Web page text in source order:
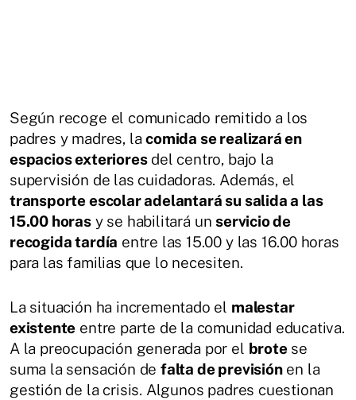
Según recoge el comunicado remitido a los
padres y madres, lacomida se realizará en
espacios exterioresdel centro, bajo la
supervisión de las cuidadoras. Además, el
transporte escolar adelantará su salida a las
15.00 horasy se habilitará unservicio de
recogida tardía entre las 15.00 y las 16.00 horas
para las familias que lo necesiten.
La situación ha incrementado el malestar
existente entre parte de la comunidad educativa.
A la preocupación generada por el brotese
suma la sensación defalta de previsiónen la
gestión de la crisis. Algunos padres cuestionan